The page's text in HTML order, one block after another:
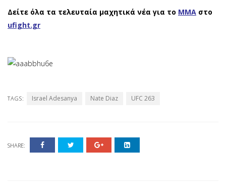
Δείτε όλα τα τελευταία μαχητικά νέα για το ΜΜΑ στο
ufight.gr
TAGS: Israel Adesanya Nate Diaz UFC 263
SHARE: